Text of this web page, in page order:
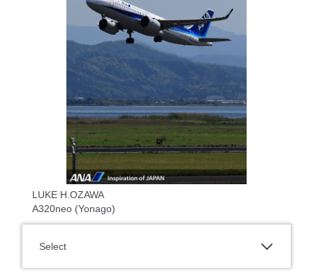
LUKE H.OZAWA
A320neo (Yonago)
Select